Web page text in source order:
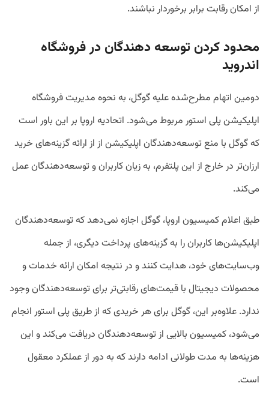
از امکان رقابت برابر برخوردار نباشند.
محدود کردن توسعه دهندگان در فروشگاه
اندروید
دومین اتهام مطرح‌شده علیه گوگل، به نحوه مدیریت فروشگاه
اپلیکیشن پلی استور مربوط می‌شود. اتحادیه اروپا بر این باور است
که گوگل با منع توسعه‌دهندگان اپلیکیشن‌ از از ارائه گزینه‌های خرید
ارزان‌تر در خارج از این پلتفرم، به زیان کاربران و توسعه‌دهندگان عمل
می‌کند.
طبق اعلام کمیسیون اروپا، گوگل اجازه نمی‌دهد که توسعه‌دهندگان
اپلیکیشن‌ها کاربران را به گزینه‌های پرداخت دیگری، از جمله
وب‌سایت‌های خود، هدایت کنند و در نتیجه امکان ارائه خدمات و
محصولات دیجیتال با قیمت‌های رقابتی‌تر برای توسعه‌دهندگان وجود
ندارد. علاوه‌بر این، گوگل برای هر خریدی که از طریق پلی استور انجام
می‌شود، کمیسیون بالایی از توسعه‌دهندگان دریافت می‌کند و این
هزینه‌ها به مدت طولانی ادامه دارند که به دور از عملکرد معقول
است.